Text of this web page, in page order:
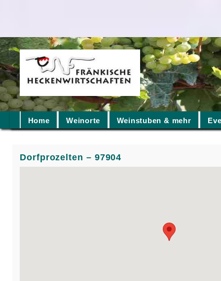
Home Weinorte Weinstuben & mehr
Dorfprozelten – 97904